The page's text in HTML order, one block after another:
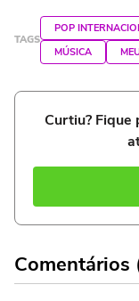
TAGS
POP
MÚSICA
Curtiu? Fique
Comentários